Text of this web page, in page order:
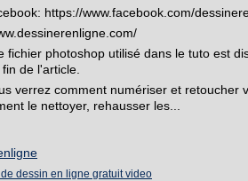
https://www.facebook.com/
fichier photoshop utilisé dans le tuto est
de l'article.
verrez comment numériser et retoucher
le nettoyer, rehausser les...
dessin en ligne gratuit video